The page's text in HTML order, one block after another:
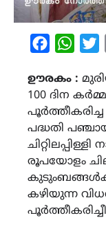
Facebook
ഊരകം :
100 ദിന
പദ്ധതി
രൂപയോളം
കഴിയുന്ന